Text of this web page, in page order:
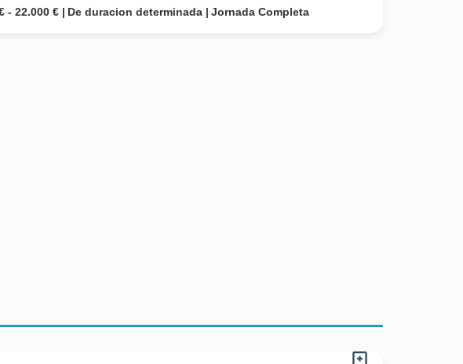
- 22.000 €
De duracion determinada Jornada Completa